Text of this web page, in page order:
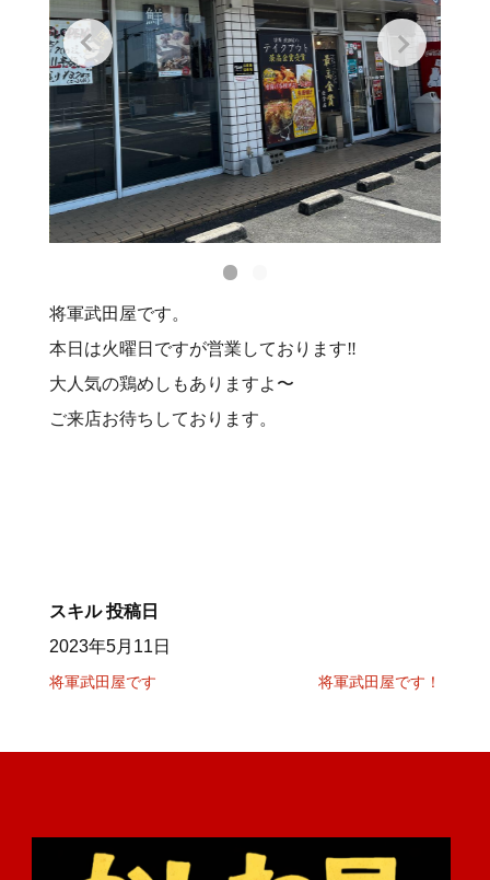
将軍武田屋です。
本日は火曜日ですが営業しております‼️
大人気の鶏めしもありますよ〜
ご来店お待ちしております。
スキル 投稿日
2023年5月11日
将軍武田屋です 将軍武田屋です！